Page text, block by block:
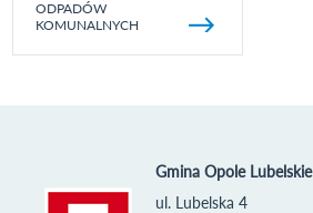
ODPADÓW
KOMUNALNYCH
Gmina Opole Lubelskie
ul. Lubelska 4